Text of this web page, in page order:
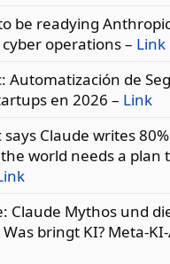
be readying
operations – Link
Automatización de
en 2026 – Link
Claude writes
world needs a plan
Claude Mythos und
bringt KI? Meta-